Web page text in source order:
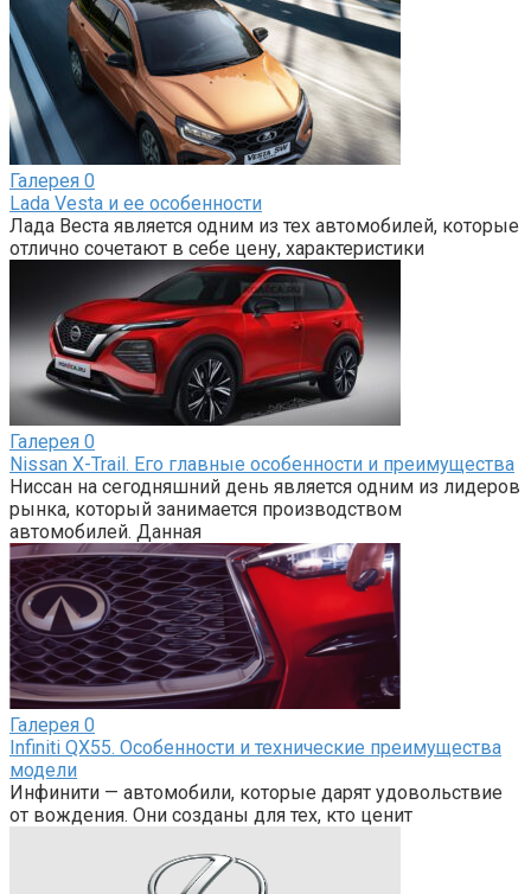
Галерея 0
Lada Vesta и ее особенности
Лада Веста является одним из тех автомобилей, которые
отлично сочетают в себе цену, характеристики
Галерея 0
Nissan X-Trail. Его главные особенности и преимущества
Ниссан на сегодняшний день является одним из лидеров
рынка, который занимается производством
автомобилей. Данная
Галерея 0
Infiniti QX55. Особенности и технические преимущества
модели
Инфинити — автомобили, которые дарят удовольствие
от вождения. Они созданы для тех, кто ценит